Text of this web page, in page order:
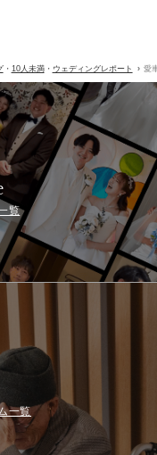
・ 10人未満・ ウェディングレポート 愛
覧
一覧